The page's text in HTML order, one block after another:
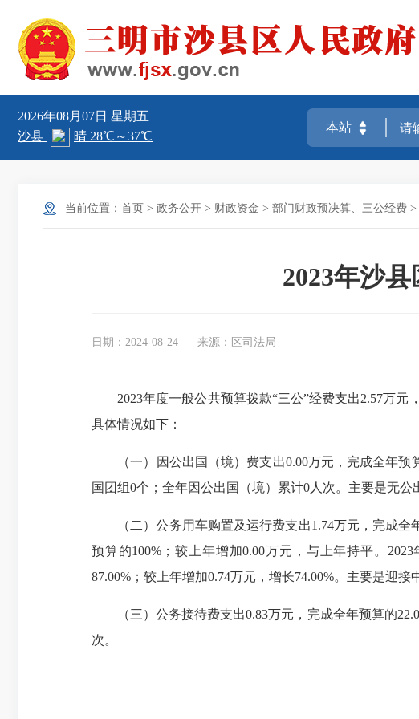
2026年08月07日 星期五
当前位置： 首页 > 政务公开 > 财政资金 > 部门财政预决算、三公经费 >
2023年沙
日期：2024-08-24 来源：区司法局
2023年度一般公共预算拨款“三公”经费支出2.57万元，
具体情况如下：
（一）因公出国（境）费支出0.00万元，完成全年预
国团组0个；全年因公出国（境）累计0人次。主要是无公
（二）公务用车购置及运行费支出1.74万元，完成全年
预算的100%；较上年增加0.00万元，与上年持平。
87.00%；较上年增加0.74万元，增长74.00%。主要是迎
（三）公务接待费支出0.83万元，完成全年预算的
次。